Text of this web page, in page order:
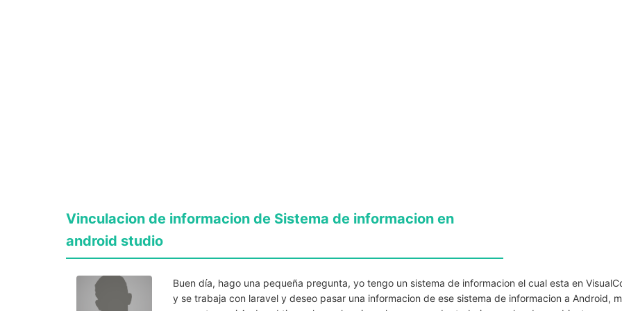
Vinculacion de informacion de Sistema de informacion en
android studio
Buen día, hago una pequeña pregunta, yo tengo un sistema de informacion el cual esta en
y se trabaja con laravel y deseo pasar una informacion de ese sistema de informacion a Android,